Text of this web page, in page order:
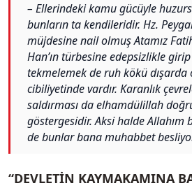
– Ellerindeki kamu gücüyle
bunların ta kendileridir. Hz.
müjdesine nail olmuş Atamız
Han’ın türbesine edepsizlikle girip
tekmelemek de ruh kökü dışarda
cibiliyetinde vardır. Karanlık
saldırması da elhamdülillah
göstergesidir. Aksi halde Allahım
de bunlar bana muhabbet
“DEVLETİN KAYMAKAMINA